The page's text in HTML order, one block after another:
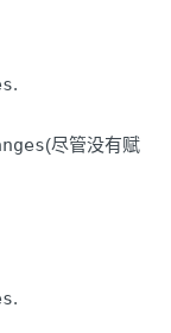
.
(尽管没有赋
.